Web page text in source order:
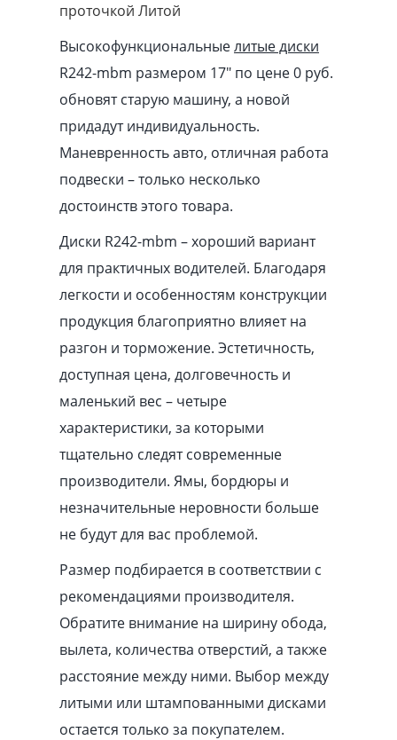
проточкой Литой
Высокофункциональныелитые диски
R242-mbm размером 17″ по цене 0 руб.
обновят старую машину, а новой
придадут индивидуальность.
Маневренность авто, отличная работа
подвески – только несколько
достоинств этого товара.
Диски R242-mbm – хороший вариант
для практичных водителей. Благодаря
легкости и особенностям конструкции
продукция благоприятно влияет на
разгон и торможение. Эстетичность,
доступная цена, долговечность и
маленький вес – четыре
характеристики, за которыми
тщательно следят современные
производители. Ямы, бордюры и
незначительные неровности больше
не будут для вас проблемой.
Размер подбирается в соответствии с
рекомендациями производителя.
Обратите внимание на ширину обода,
вылета, количества отверстий, а также
расстояние между ними. Выбор между
литыми или штампованными дисками
остается только за покупателем.